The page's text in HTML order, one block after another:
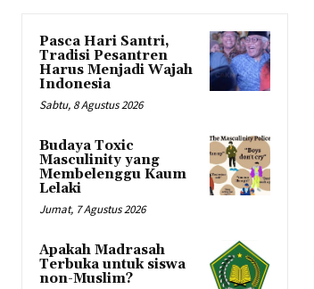
Pasca Hari Santri,
Tradisi Pesantren
Harus Menjadi Wajah
Indonesia
Sabtu, 8 Agustus 2026
Budaya Toxic
Masculinity yang
Membelenggu Kaum
Lelaki
Jumat, 7 Agustus 2026
Apakah Madrasah
Terbuka untuk siswa
non-Muslim?